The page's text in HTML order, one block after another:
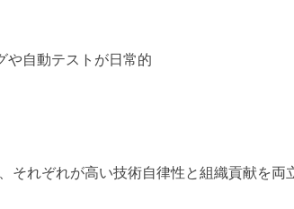
や自動テストが日常的
それぞれが高い技術自律性と組織貢献を両